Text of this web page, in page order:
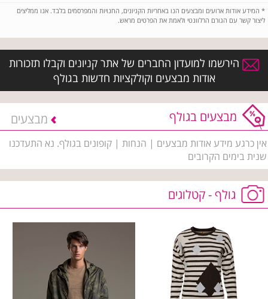
* המידע אודות ארועים ומבצעים הנו באחריות הקניונים, החנויות והמפרסמים בלבד. אנו ממליצים
ליצור קשר עם הגורם הרלוונטי ולאמת את הפרטים מראש.
הירשמו למועדון החברים של אתר קניונים וקבלו תזכורות
אודות מבצעים וקולקציות חדשות בגולף
מבצעים בגולף מבצעים
אין כרגע מידע אודות מבצעים | הנחות | קופונים בגולף. נא התעדכנו
שנית בימים הקרובים
גולף - קטלוגים